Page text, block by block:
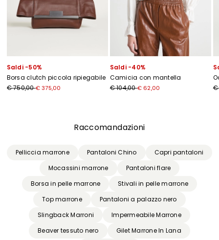
Saldi -50%
Borsa clutch piccola ripiegabile
€ 750,00€ 375,00
Saldi -40%
Camicia con mantella
€ 104,00€ 62,00
€
Raccomandazioni
Pelliccia marrone Pantaloni Chino
Capri pantaloni
Mocassini marrone
Pantaloni flare
Borsa in pelle marrone
Stivali in pelle marrone
Top marrone
Pantaloni a palazzo nero
Slingback Marroni
Impermeabile Marrone
Beaver tessuto nero
Gilet Marrone In Lana